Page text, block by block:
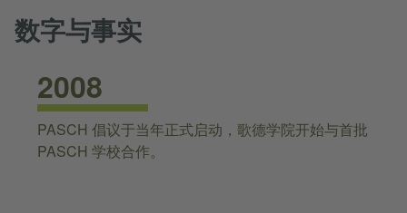
数字与事实
2008
PASCH 倡议于当年正式启动，歌德学院开始与首批
PASCH 学校合作。